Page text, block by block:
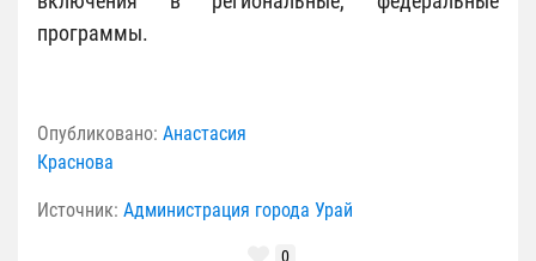
программы.
Опубликовано: Анастасия
Краснова
Источник: Администрация города Урай
0